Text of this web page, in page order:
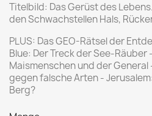
Titelbild: Das Gerüst des
den Schwachstellen Hals,
PLUS: Das GEO-Rätsel der
Blue: Der Treck der See-Räuber
Maismenschen und der General
gegen falsche Arten -
Berg?